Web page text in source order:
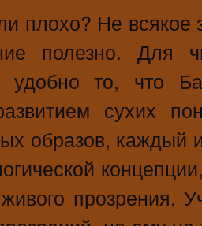
плохо? Не всякое
полезно. Для
то, что
сухих
образов, каждый
прозрения.